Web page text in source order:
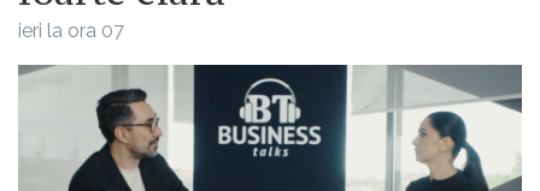
ieri la ora 07